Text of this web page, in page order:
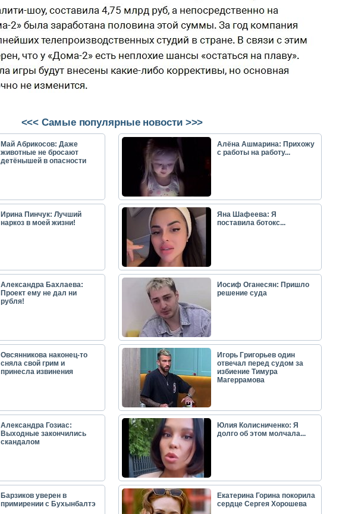
<<< Самые популярные новости >>>
Май Абрикосов: Даже
животные не бросают
детёнышей в опасности
Алёна Ашмарина: Прихожу
с работы на работу...
Ирина Пинчук: Лучший
наркоз в моей жизни!
Яна Шафеева: Я
поставила ботокс...
Александра Бахлаева:
Проект ему не дал ни
рубля!
Иосиф Оганесян: Пришло
решение суда
Овсянникова наконец-то
сняла свой грим и
принесла извинения
Игорь Григорьев один
отвечал перед судом за
избиение Тимура
Магеррамова
Александра Гозиас:
Выходные закончились
скандалом
Юлия Колисниченко: Я
долго об этом молчала...
Барзиков уверен в
примирении с Бухынбалтэ
Екатерина Горина покорила
сердце Сергея Хорошева